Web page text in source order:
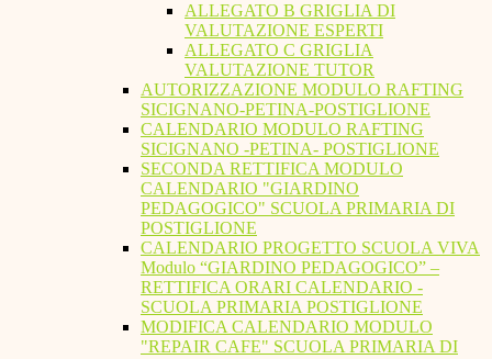
ALLEGATO B GRIGLIA DI
VALUTAZIONE ESPERTI
ALLEGATO C GRIGLIA
VALUTAZIONE TUTOR
AUTORIZZAZIONE MODULO RAFTING
SICIGNANO-PETINA-POSTIGLIONE
CALENDARIO MODULO RAFTING
SICIGNANO -PETINA- POSTIGLIONE
SECONDA RETTIFICA MODULO
CALENDARIO "GIARDINO
PEDAGOGICO" SCUOLA PRIMARIA DI
POSTIGLIONE
CALENDARIO PROGETTO SCUOLA VIVA
Modulo “GIARDINO PEDAGOGICO” –
RETTIFICA ORARI CALENDARIO -
SCUOLA PRIMARIA POSTIGLIONE
MODIFICA CALENDARIO MODULO
"REPAIR CAFE" SCUOLA PRIMARIA DI